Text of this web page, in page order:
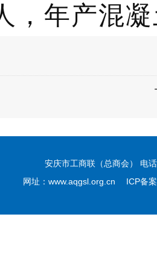
，年产混
安庆市工商联（总商会） 电
网址：www.aqgsl.org.cn ICP备